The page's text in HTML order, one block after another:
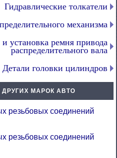
Гидравлические толкатели
механизма
установка ремня привода
распределительного вала
Детали головки цилиндров
МАРОК АВТО
резьбовых соединений
резьбовых соединений